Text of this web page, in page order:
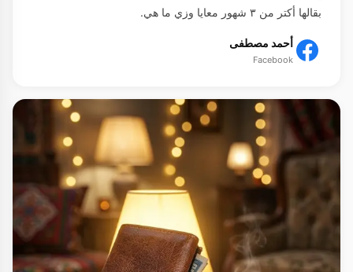
بقالها أكتر من ٣ شهور معايا وزي ما هي.
أحمد مصطفى
Facebook